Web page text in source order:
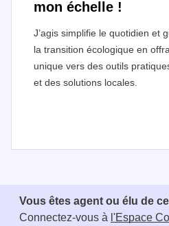
mon échelle !
J’agis simplifie le quotidien et
la transition écologique en
unique vers des outils
et des solutions locales.
Vous êtes agent ou élu de
Connectez-vous à l'Espace